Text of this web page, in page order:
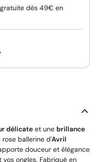
dès 49€ en
délicate et une brillance
rose ballerine d'Avril
douceur et élégance
ongles. Fabriqué en